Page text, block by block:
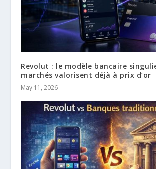
Revolut : le modèle bancaire
marchés valorisent déjà à prix d’or
May 11, 2026